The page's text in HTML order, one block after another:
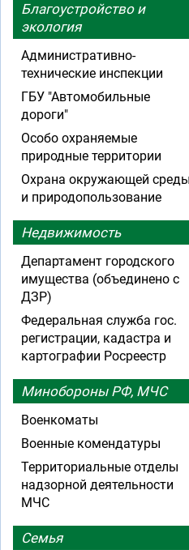
Благоустройство и
экология
Административно-
технические инспекции
ГБУ "Автомобильные
дороги"
Особо охраняемые
природные территории
Охрана окружающей среды
и природопользование
Недвижимость
Департамент городского
имущества (объединено с
ДЗР)
Федеральная служба гос.
регистрации, кадастра и
картографии Росреестр
Минобороны РФ, МЧС
Военкоматы
Военные комендатуры
Территориальные отделы
надзорной деятельности
МЧС
Семья